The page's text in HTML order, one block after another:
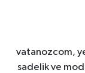
vatanozcom,
sadelik ve